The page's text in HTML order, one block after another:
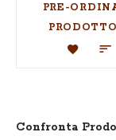
Confronta
PRE-
PRODOTTO